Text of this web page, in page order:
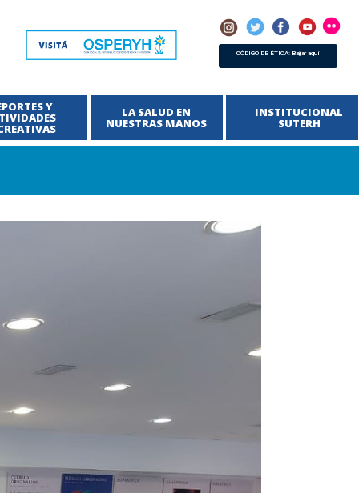
CÓDIGO DE ÉTICA: Bajar aquí
Y LA SALUD EN
NUESTRAS MANOS
INSTITUCIONAL
SUTERH